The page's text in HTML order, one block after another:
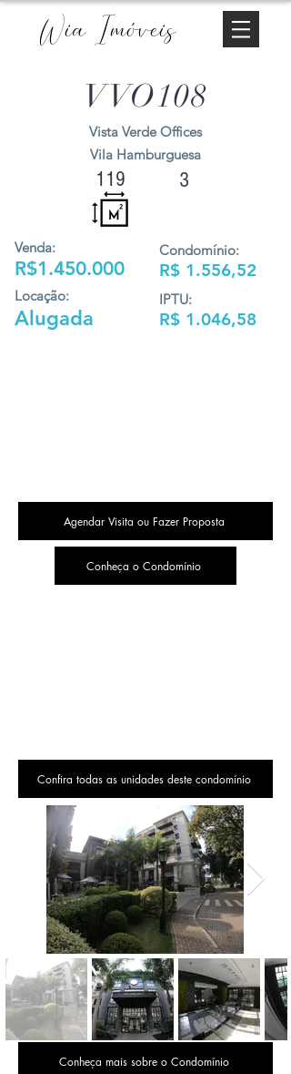
Wia Imóveis
VVO108
Vista Verde Offices
Vila Hamburguesa
119
Venda:
R$1.450.000
Locação:
Alugada
3
Condomínio:
R$ 1.556,52
IPTU:
R$ 1.046,58
Agendar Visita ou Fazer Proposta
Conheça o Condomínio
Confira todas as unidades deste condomínio
Conheça mais sobre o Condomínio